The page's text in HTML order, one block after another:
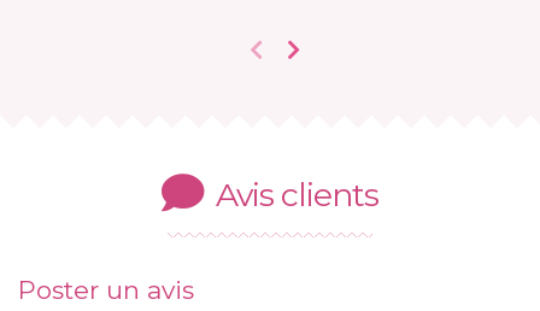
Avis clients
Poster un avis